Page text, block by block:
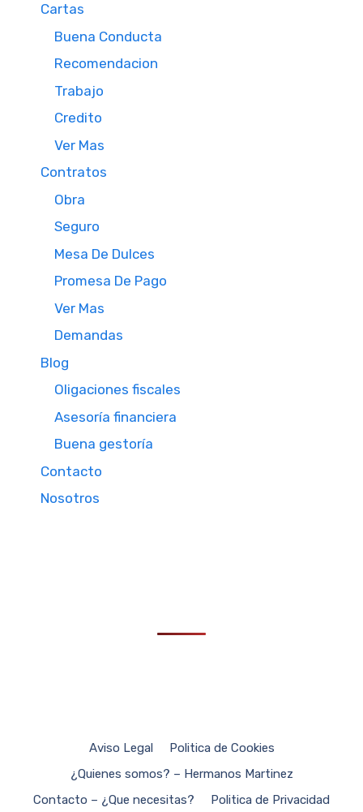
Cartas
Buena Conducta
Recomendacion
Trabajo
Credito
Ver Mas
Contratos
Obra
Seguro
Mesa De Dulces
Promesa De Pago
Ver Mas
Demandas
Blog
Oligaciones fiscales
Asesoría financiera
Buena gestoría
Contacto
Nosotros
Aviso Legal
Politica de Cookies
¿Quienes somos? – Hermanos Martinez
Contacto – ¿Que necesitas?
Politica de Privacidad